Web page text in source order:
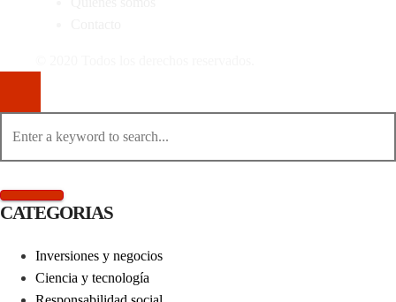
CATEGORIAS
Inversiones y negocios
Ciencia y tecnología